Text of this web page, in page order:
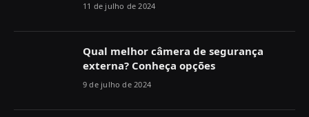
11 de julho de 2024
Qual melhor câmera de segurança
externa? Conheça opções
9 de julho de 2024